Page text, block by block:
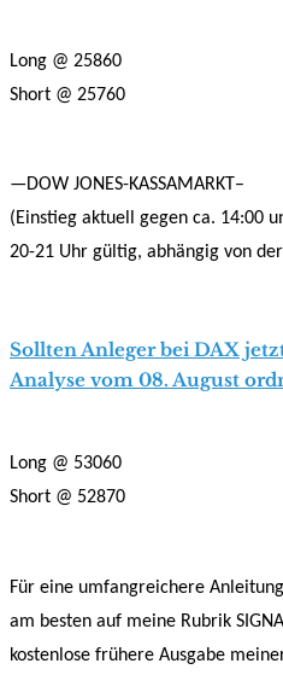
Long @ 25860
Short @ 25760
—DOW JONES-KASSAMARKT–
(Einstieg aktuell gegen ca. 14:00
20-21 Uhr gültig, abhängig von
Sollten Anleger bei DAX
Analyse vom 08. August
Long @ 53060
Short @ 52870
Für eine umfangreichere
am besten auf meine Rubrik
kostenlose frühere Ausgabe